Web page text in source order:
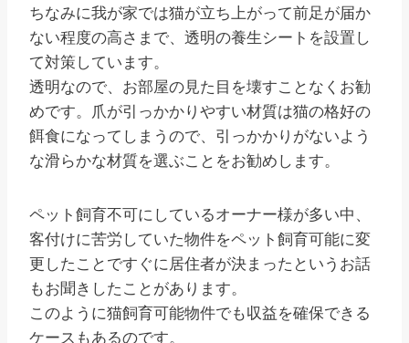
ちなみに我が家では猫が立ち上がって前足が届か
ない程度の高さまで、透明の養生シートを設置し
て対策しています。
透明なので、お部屋の見た目を壊すことなくお勧
めです。爪が引っかかりやすい材質は猫の格好の
餌食になってしまうので、引っかかりがないよう
な滑らかな材質を選ぶことをお勧めします。
ペット飼育不可にしているオーナー様が多い中、
客付けに苦労していた物件をペット飼育可能に変
更したことですぐに居住者が決まったというお話
もお聞きしたことがあります。
このように猫飼育可能物件でも収益を確保できる
ケースもあるのです。